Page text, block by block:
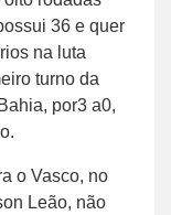
36 e quer
na luta
turno da
por3 a0,
o Vasco, no
Leão, não